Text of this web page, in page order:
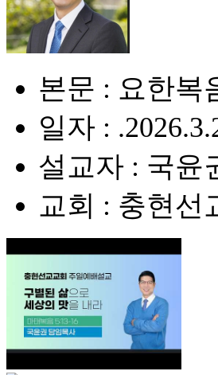
본문 : 요한복
일자 :
설교자 : 국윤
교회 : 충현선